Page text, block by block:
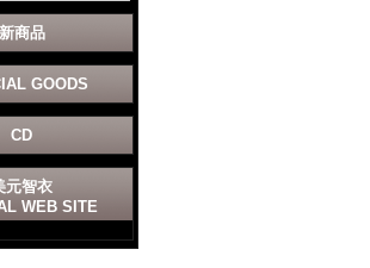
新商品
GOODS
CD
元智衣
WEB SITE